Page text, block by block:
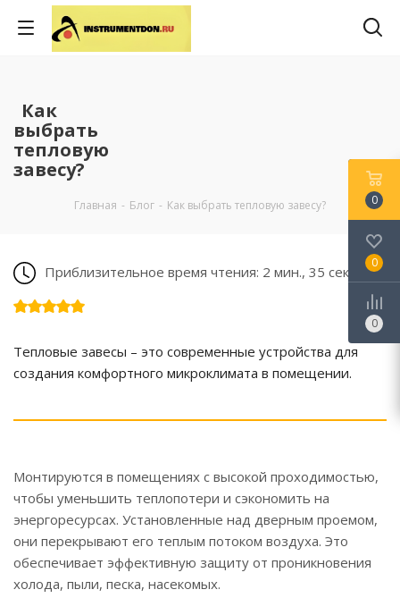
Как
выбрать
тепловую
завесу?
Главная - Блог - Как выбрать тепловую завесу?
Приблизительное время чтения: 2 мин., 35 сек.
Тепловые завесы – это современные устройства для
создания комфортного микроклимата в помещении.
Монтируются в помещениях с высокой проходимостью,
чтобы уменьшить теплопотери и сэкономить на
энергоресурсах. Установленные над дверным проемом,
они перекрывают его теплым потоком воздуха. Это
обеспечивает эффективную защиту от проникновения
холода, пыли, песка, насекомых.
0
0
0